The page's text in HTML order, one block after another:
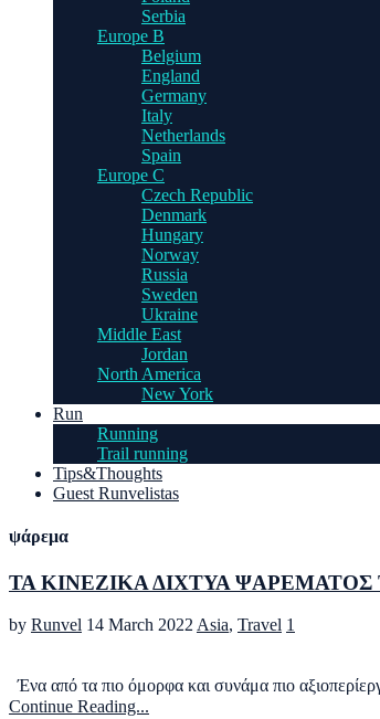
Serbia
Europe B
Belgium
England
Germany
Italy
Netherlands
Spain
Europe C
Czech Republic
Denmark
Hungary
Norway
Russia
Sweden
Ukraine
Middle East
Jordan
North America
New York
Run
Running
Trail running
Tips&Thoughts
Guest Runvelistas
ψάρεμα
ΤΑ ΚΙΝΕΖΙΚΑ ΔΙΧΤΥΑ ΨΑΡΕΜΑΤΟΣ
by Runvel 14 March 2022 Asia, Travel 1
Ένα από τα πιο όμορφα και συνάμα πιο
Continue Reading...